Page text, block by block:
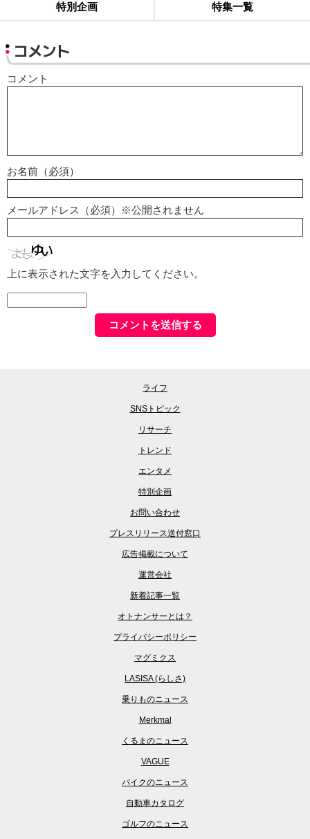
特別企画 特集一覧
コメント
コメント
お名前（必須）
メールアドレス（必須）※公開されません
上に表示された文字を入力してください。
ライフ
SNSトピック
リサーチ
トレンド
エンタメ
特別企画
お問い合わせ
プレスリリース送付窓口
広告掲載について
運営会社
新着記事一覧
オトナンサーとは？
プライバシーポリシー
マグミクス
LASISA (らしさ)
乗りものニュース
Merkmal
くるまのニュース
VAGUE
バイクのニュース
自動車カタログ
ゴルフのニュース